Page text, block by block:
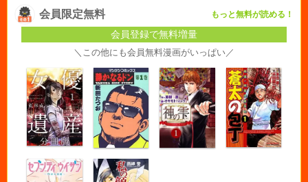
会員限定無料 もっと無料が読める！
会員登録で無料増量
＼この他にも会員無料漫画がいっぱい／